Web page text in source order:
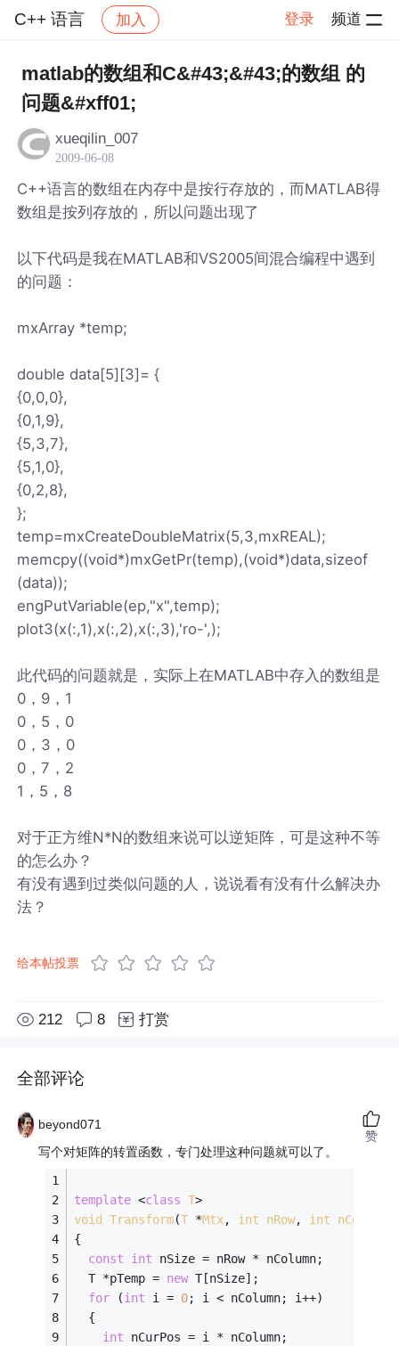
C++ 语言 加入 登录 频道
C++ 语言
matlab的数组和C&#43;&#43;的数组 的
问题&#xff01;
xueqilin_007
2009-06-08
C++语言的数组在内存中是按行存放的，而MATLAB得
数组是按列存放的，所以问题出现了
以下代码是我在MATLAB和VS2005间混合编程中遇到
的问题：
mxArray *temp;
double data[5][3]= {
{0,0,0},
{0,1,9},
{5,3,7},
{5,1,0},
{0,2,8},
};
temp=mxCreateDoubleMatrix(5,3,mxREAL);
memcpy((void*)mxGetPr(temp),(void*)data,sizeof
(data));
engPutVariable(ep,"x",temp);
plot3(x(:,1),x(:,2),x(:,3),'ro-',);
此代码的问题就是，实际上在MATLAB中存入的数组是
0，9，1
0，5，0
0，3，0
0，7，2
1，5，8
对于正方维N*N的数组来说可以逆矩阵，可是这种不等
的怎么办？
有没有遇到过类似问题的人，说说看有没有什么解决办
法？
给本帖投票
212 8 打赏
全部评论
beyond071
写个对矩阵的转置函数，专门处理这种问题就可以了。
template <class T>
void
Transform(T *Mtx, int nRow, int nColumn
{
const
int nSize = nRow * nColumn;
  T *pTemp =
new T[nSize];
for (int i = 0; i < nColumn; i++)
  {
int nCurPos = i * nColumn;
赞